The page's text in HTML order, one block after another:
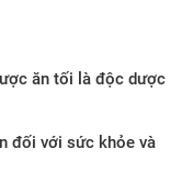
ăn tối là độc dược
đối với sức khỏe và